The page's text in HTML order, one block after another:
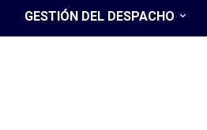
GESTIÓN DEL DESPACHO